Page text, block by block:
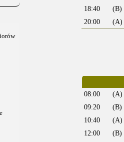
18:40
(B)
20:00
(A)
08:00
(A)
09:20
(B)
10:40
(A)
12:00
(B)